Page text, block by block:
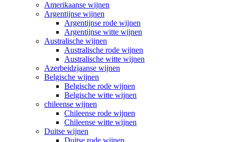
Amerikaanse wijnen
Argentijnse wijnen
Argentijnse rode wijnen
Argentijnse witte wijnen
Australische wijnen
Australische rode wijnen
Australische witte wijnen
Azerbeidzjaanse wijnen
Belgische wijnen
Belgische rode wijnen
Belgische witte wijnen
chileense wijnen
Chileense rode wijnen
Chileense witte wijnen
Duitse wijnen